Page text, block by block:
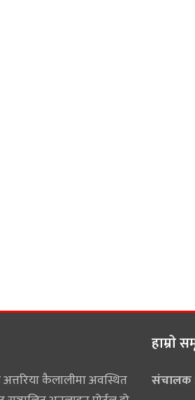
अत्तरिया कैलालीमा अवस्थित
हाम्राे